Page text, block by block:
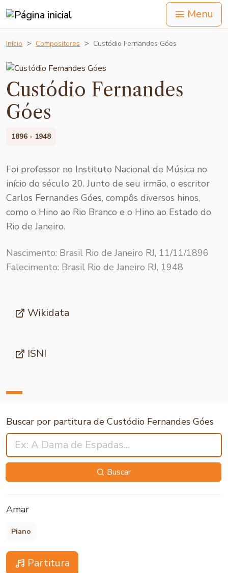
Menu
Início Compositores Custódio Fernandes Góes
Custódio Fernandes
Góes
1896 - 1948
Foi professor no Instituto Nacional de Música no
início do século 20. Junto de seu irmão, o escritor
Carlos Fernandes Góes, compôs diversos hinos,
como o Hino ao Rio Branco e o Hino ao Estado do
Rio de Janeiro.
Nascimento: Brasil Rio de Janeiro RJ, 11/11/1896
Falecimento: Brasil Rio de Janeiro RJ, 1948
Wikidata
ISNI
Buscar por partitura de Custódio Fernandes Góes
Buscar
Amar
Piano
Partitura